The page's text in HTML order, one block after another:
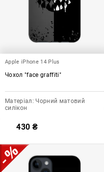
Apple iPhone 14 Plus
Чохол "face graffiti"
Матеріал: Чорний матовий
силікон
430 ₴